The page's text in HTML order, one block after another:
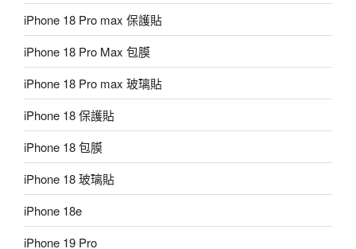
iPhone 18 Pro max 保護貼
iPhone 18 Pro Max 包膜
iPhone 18 Pro max 玻璃貼
iPhone 18 保護貼
iPhone 18 包膜
iPhone 18 玻璃貼
iPhone 18e
iPhone 19 Pro